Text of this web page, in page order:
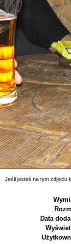
Jeśli jesteś na tym zdjęciu
Data